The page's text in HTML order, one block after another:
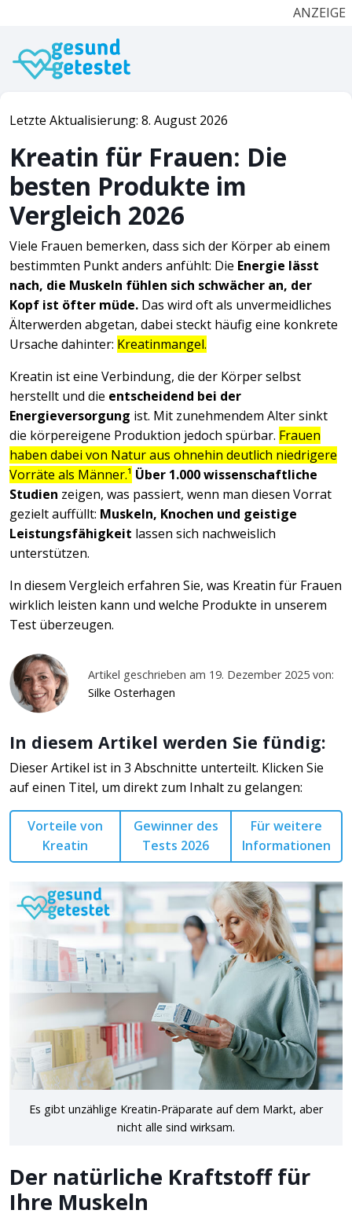
ANZEIGE
Letzte Aktualisierung: 8. August 2026
Kreatin für Frauen: Die
besten Produkte im
Vergleich 2026
Viele Frauen bemerken, dass sich der Körper ab einem
bestimmten Punkt anders anfühlt: Die Energie lässt
nach, die Muskeln fühlen sich schwächer an, der
Kopf ist öfter müde. Das wird oft als unvermeidliches
Älterwerden abgetan, dabei steckt häufig eine konkrete
Ursache dahinter: Kreatinmangel.
Kreatin ist eine Verbindung, die der Körper selbst
herstellt und die entscheidend bei der
Energieversorgung ist. Mit zunehmendem Alter sinkt
die körpereigene Produktion jedoch spürbar. Frauen
haben dabei von Natur aus ohnehin deutlich niedrigere
Vorräte als Männer.¹ Über 1.000 wissenschaftliche
Studien zeigen, was passiert, wenn man diesen Vorrat
gezielt auffüllt: Muskeln, Knochen und geistige
Leistungsfähigkeit lassen sich nachweislich
unterstützen.
In diesem Vergleich erfahren Sie, was Kreatin für Frauen
wirklich leisten kann und welche Produkte in unserem
Test überzeugen.
Artikel geschrieben am 19. Dezember 2025 von:
Silke Osterhagen
In diesem Artikel werden Sie fündig:
Dieser Artikel ist in 3 Abschnitte unterteilt. Klicken Sie
auf einen Titel, um direkt zum Inhalt zu gelangen:
Vorteile von
Kreatin
Gewinner des
Tests 2026
Für weitere
Informationen
Es gibt unzählige Kreatin-Präparate auf dem Markt, aber
nicht alle sind wirksam.
Der natürliche Kraftstoff für
Ihre Muskeln